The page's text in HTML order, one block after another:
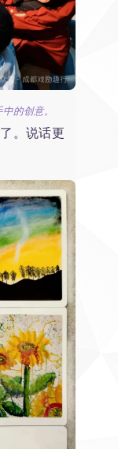
的创意。
。说话更